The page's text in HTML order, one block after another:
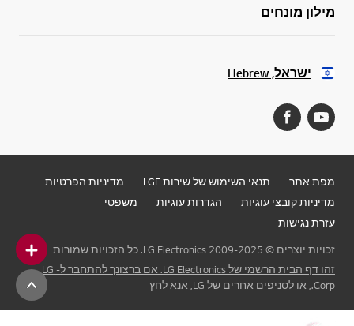
מילון מונחים
ישראל, Hebrew
מפת אתר תנאי השימוש של שירות LGE
מדיניות הפרטיות
מדיניות קובצי עוגיות
הגדרות עוגיות
משפטי
עזרת נגישות
זכויות יוצרים © 2009-2025 LG Electronics. כל הזכויות שמורות
זהו דף הבית הרשמי של LG Electronics. אם ברצונך להתחבר ל- LG
Corp., או לסניפים אחרים של LG, אנא לחץ